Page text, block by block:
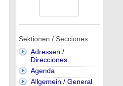
Sektionen / Secciones:
Adressen /
Direcciones
Agenda
Allgemein / General